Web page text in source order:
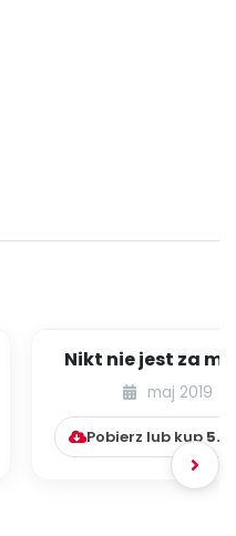
Nikt nie jest za
by poznać swoje
maj 2019
Pobierz lub kup